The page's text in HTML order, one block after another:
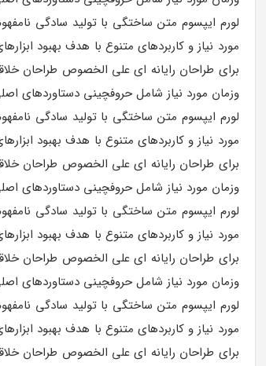
لورم ایپسوم متن ساختگی با تولید سادگی
مورد نیاز و کاربردهای متنوع با هدف بهبود
برای طراحان رایانه ای علی الخصوص طراحان
وزمان مورد نیاز شامل حروفچینی دستاوردهای
لورم ایپسوم متن ساختگی با تولید سادگی
مورد نیاز و کاربردهای متنوع با هدف بهبود
برای طراحان رایانه ای علی الخصوص طراحان
وزمان مورد نیاز شامل حروفچینی دستاوردهای
لورم ایپسوم متن ساختگی با تولید سادگی
مورد نیاز و کاربردهای متنوع با هدف بهبود
برای طراحان رایانه ای علی الخصوص طراحان
وزمان مورد نیاز شامل حروفچینی دستاوردهای
لورم ایپسوم متن ساختگی با تولید سادگی
مورد نیاز و کاربردهای متنوع با هدف بهبود
برای طراحان رایانه ای علی الخصوص طراحان